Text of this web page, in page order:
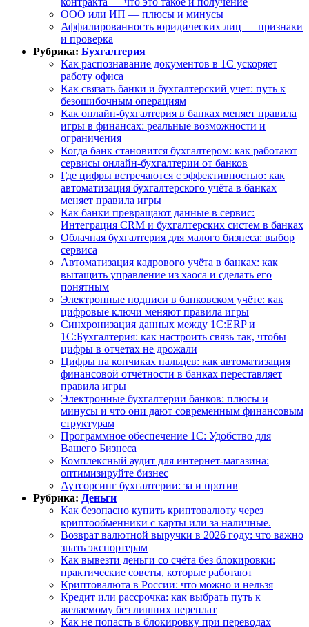
ООО или ИП — плюсы и минусы
Аффилированность юридических лиц — признаки
и проверка
Рубрика: Бухгалтерия
Как распознавание документов в 1С ускоряет
работу офиса
Как связать банки и бухгалтерский учет: путь к
безошибочным операциям
Как онлайн-бухгалтерия в банках меняет правила
игры в финансах: реальные возможности и
ограничения
Когда банк становится бухгалтером: как работают
сервисы онлайн-бухгалтерии от банков
Где цифры встречаются с эффективностью: как
автоматизация бухгалтерского учёта в банках
меняет правила игры
Как банки превращают данные в сервис:
Интеграция CRM и бухгалтерских систем в банках
Облачная бухгалтерия для малого бизнеса: выбор
сервиса
Автоматизация кадрового учёта в банках: как
вытащить управление из хаоса и сделать его
понятным
Электронные подписи в банковском учёте: как
цифровые ключи меняют правила игры
Синхронизация данных между 1С:ERP и
1С:Бухгалтерия: как настроить связь так, чтобы
цифры в отчетах не дрожали
Цифры на кончиках пальцев: как автоматизация
финансовой отчётности в банках переставляет
правила игры
Электронные бухгалтерии банков: плюсы и
минусы и что они дают современным финансовым
структурам
Программное обеспечение 1С: Удобство для
Вашего Бизнеса
Комплексный аудит для интернет-магазина:
оптимизируйте бизнес
Аутсорсинг бухгалтерии: за и против
Рубрика: Деньги
Как безопасно купить криптовалюту через
криптообменники c карты или за наличные.
Возврат валютной выручки в 2026 году: что важно
знать экспортерам
Как вывезти деньги со счёта без блокировки:
практические советы, которые работают
Криптовалюта в России: что можно и нельзя
Кредит или рассрочка: как выбрать путь к
желаемому без лишних переплат
Как не попасть в блокировку при переводах